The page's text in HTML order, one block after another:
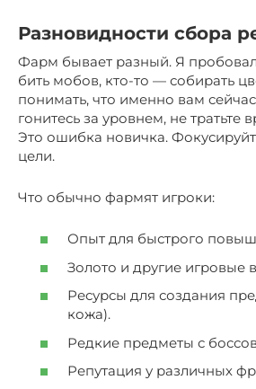
Разновидности сбора
Фарм бывает разный. Я
бить мобов, кто-то — собирать
понимать, что именно вам
гонитесь за уровнем, не тратьте
Это ошибка новичка.
цели.
Что обычно фармят игроки:
Опыт для быстрого
Золото и другие игровые
Ресурсы для создания
кожа).
Редкие предметы с боссов
Репутация у различных